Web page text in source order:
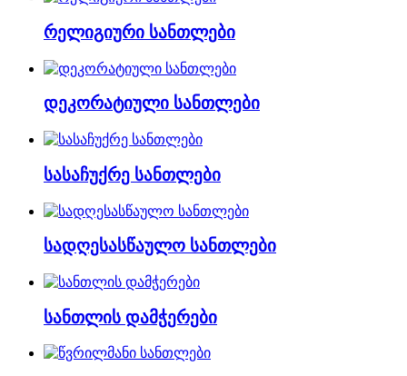
რელიგიური სანთლები
დეკორატიული სანთლები
სასაჩუქრე სანთლები
სადღესასწაულო სანთლები
სანთლის დამჭერები